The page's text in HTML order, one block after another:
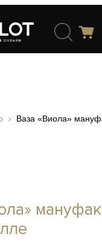
Ваза «Виола»